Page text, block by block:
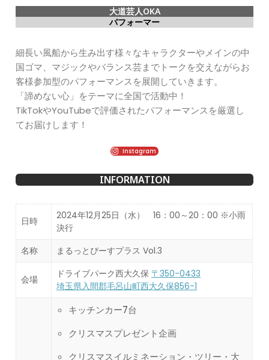
大道芸人OKA
パフォーマー
細長い風船から生み出す様々なキャラクターやメインの中
国ゴマ、マジックやバランス芸までトークを交えながらお
客様参加型のパフォーマンスを展開していきます。
「諦めない心」をテーマに全国で活動中！
TikTokやYouTubeで評価されたパフォーマンスを厳選し
てお届けします！
Instagram
INFORMATION
日時
2024年12月25日（水） 16：00～20：00 ※小雨
決行
名称
まるっとぴーすプラス Vol.3
会場 ドライブパーク西大久保 〒350-0433
埼玉県入間郡毛呂山町西大久保856-1
キッチンカー7台
クリスマスプレゼント企画
クリスマスイルミネーション・ツリー・大